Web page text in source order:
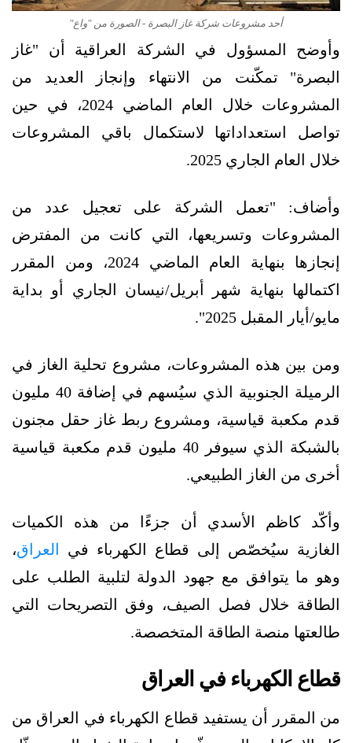
أحد مشروعات شركة غاز البصرة - الصورة من "واع"
وأوضح المسؤول في الشركة العراقية أن "غاز
البصرة" تمكّنت من الانتهاء وإنجاز العديد من
المشروعات خلال العام الماضي 2024، في حين
تواصل استعداداتها لاستكمال باقي المشروعات
خلال العام الجاري 2025.
وأضاف: "تعمل الشركة على تعجيل عدد من
المشروعات وتسريعها، التي كانت من المفترض
إنجازها بنهاية العام الماضي 2024، ومن المقرر
اكتمالها بنهاية شهر أبريل/نيسان الجاري أو بداية
مايو/أيار المقبل 2025".
ومن بين هذه المشروعات، مشروع تحلية الغاز في
الرميلة الجنوبية الذي سيُسهم في إضافة 40 مليون
قدم مكعبة قياسية، ومشروع ربط غاز حقل مجنون
بالشبكة الذي سيوفر 40 مليون قدم مكعبة قياسية
أخرى من الغاز الطبيعي.
وأكّد كاظم الأسدي أن جزءًا من هذه الكميات
الغازية سيُخصّص إلى قطاع الكهرباء في
العراق،
وهو ما يتوافق مع جهود الدولة لتلبية الطلب على
الطاقة خلال فصل الصيف، وفق التصريحات التي
طالعتها منصة الطاقة المتخصصة.
قطاع الكهرباء في العراق
من المقرر أن يستفيد قطاع الكهرباء في العراق من